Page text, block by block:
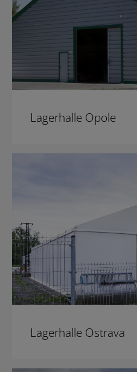
Lagerhalle Opole
Lagerhalle Ostrava